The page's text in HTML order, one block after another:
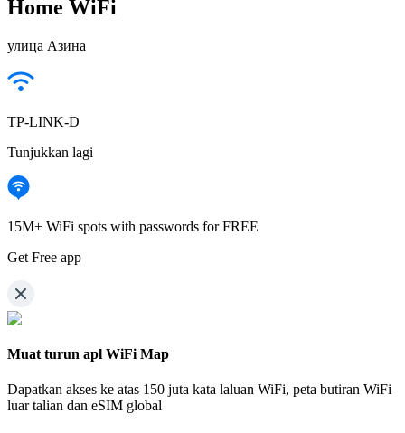
Home WiFi
улица Азина
TP-LINK-D
Tunjukkan lagi
15M+ WiFi spots with passwords for FREE
Get Free app
Muat turun apl WiFi Map
Dapatkan akses ke atas 150 juta kata laluan WiFi, peta butiran WiFi
luar talian dan eSIM global